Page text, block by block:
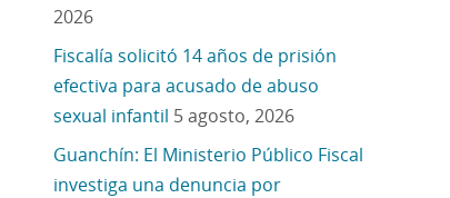
2026
Fiscalía solicitó 14 años de prisión
efectiva para acusado de abuso
sexual infantil 5 agosto, 2026
Guanchín: El Ministerio Público Fiscal
investiga una denuncia por